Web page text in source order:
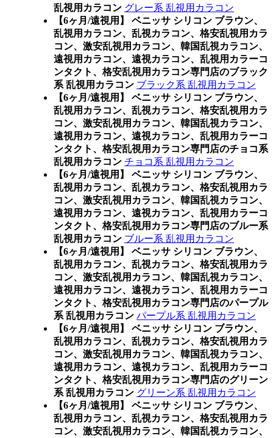
乱視用カラコン グレー系 乱視用カラコン
【6ヶ月/遠視用】 ベニッサ シリコン ブラウン、
乱視用カラコン、乱視カラコン、格安乱視用カラ
コン、激安乱視用カラコン、韓国乱視カラコン、
遠視用カラコン、遠視カラコン、乱視用カラーコ
ンタクト、格安乱視用カラコン専門店のブラック
系 乱視用カラコン ブラック系 乱視用カラコン
【6ヶ月/遠視用】 ベニッサ シリコン ブラウン、
乱視用カラコン、乱視カラコン、格安乱視用カラ
コン、激安乱視用カラコン、韓国乱視カラコン、
遠視用カラコン、遠視カラコン、乱視用カラーコ
ンタクト、格安乱視用カラコン専門店のチョコ系
乱視用カラコン チョコ系 乱視用カラコン
【6ヶ月/遠視用】 ベニッサ シリコン ブラウン、
乱視用カラコン、乱視カラコン、格安乱視用カラ
コン、激安乱視用カラコン、韓国乱視カラコン、
遠視用カラコン、遠視カラコン、乱視用カラーコ
ンタクト、格安乱視用カラコン専門店のブルー系
乱視用カラコン ブルー系 乱視用カラコン
【6ヶ月/遠視用】 ベニッサ シリコン ブラウン、
乱視用カラコン、乱視カラコン、格安乱視用カラ
コン、激安乱視用カラコン、韓国乱視カラコン、
遠視用カラコン、遠視カラコン、乱視用カラーコ
ンタクト、格安乱視用カラコン専門店のパープル
系 乱視用カラコン パープル系 乱視用カラコン
【6ヶ月/遠視用】 ベニッサ シリコン ブラウン、
乱視用カラコン、乱視カラコン、格安乱視用カラ
コン、激安乱視用カラコン、韓国乱視カラコン、
遠視用カラコン、遠視カラコン、乱視用カラーコ
ンタクト、格安乱視用カラコン専門店のグリーン
系 乱視用カラコン グリーン系 乱視用カラコン
【6ヶ月/遠視用】 ベニッサ シリコン ブラウン、
乱視用カラコン、乱視カラコン、格安乱視用カラ
コン、激安乱視用カラコン、韓国乱視カラコン、